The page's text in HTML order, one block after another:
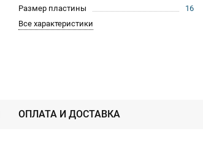
Размер пластины
16
Все характеристики
ОПЛАТА И ДОСТАВКА